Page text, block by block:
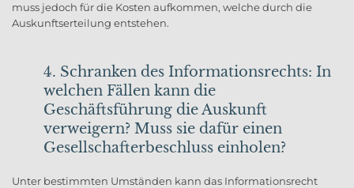
muss jedoch für die Kosten aufkommen, welche durch die
Auskunftserteilung entstehen.
4. Schranken des Informationsrechts: In
welchen Fällen kann die
Geschäftsführung die Auskunft
verweigern? Muss sie dafür einen
Gesellschafterbeschluss einholen?
Unter bestimmten Umständen kann das Informationsrecht